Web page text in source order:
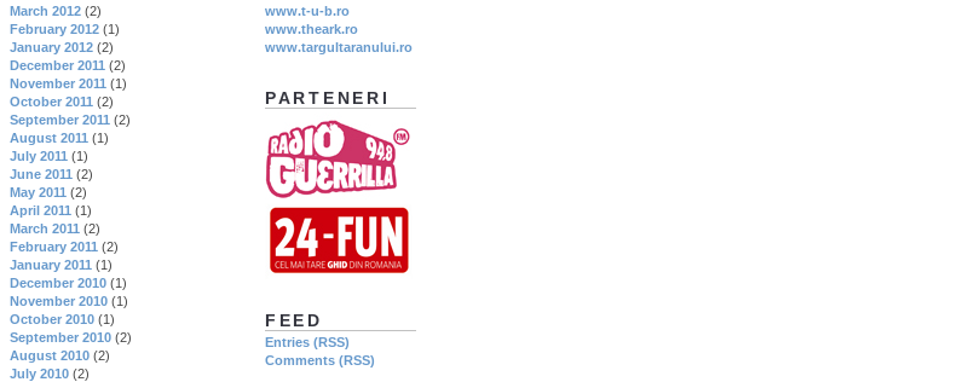
www.t-u-b.ro
www.theark.ro
www.targultaranului.ro
PARTENERI
FEED
Entries (RSS)
Comments (RSS)
March 2012 (2)
February 2012 (1)
January 2012 (2)
December 2011 (2)
November 2011 (1)
October 2011 (2)
September 2011 (2)
August 2011 (1)
July 2011 (1)
June 2011 (2)
May 2011 (2)
April 2011 (1)
March 2011 (2)
February 2011 (2)
January 2011 (1)
December 2010 (1)
November 2010 (1)
October 2010 (1)
September 2010 (2)
August 2010 (2)
July 2010 (2)